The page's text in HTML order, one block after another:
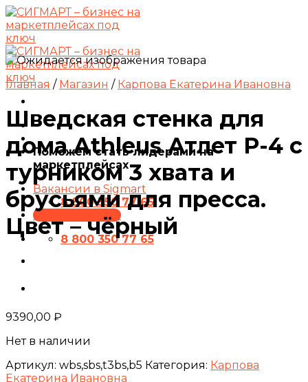
Skip
to
content
Поможем стать лидерами на
маркетплейсах
Вакансии в Sigmart
8 800 350 77 65
ПРЕЗЕНТАЦИЯ
8 800 350 77 65
Главная / Магазин / Карпова Екатерина Ивановна
Шведская стенка для
дома Athleus Атлет P-4 с
турником 3 хвата и
брусьями для пресса.
Цвет – чёрный
9390,00 ₽
Нет в наличии
Артикул: wbs,sbs,t3bs,b5 Категория: Карпова
Екатерина Ивановна